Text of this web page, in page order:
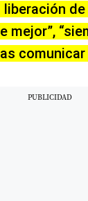
liberación
mejor”,
comunicar